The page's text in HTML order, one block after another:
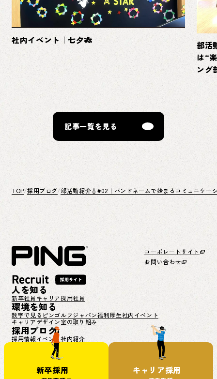
社内イベント｜七夕🎋
部活
は“
ング
記事一覧を見る
TOP 採用ブログ 部活動紹介🎸#02｜バンドネームで始まるコミュニケー
コーポレートサイト
お問い合わせ
人を知る
新卒社員 キャリア採用社員
環境を知る
数字で見るピンゴルフジャパン福利厚生社内イベント
キャリアデザイン室の取り組み
採用ブログ
採用情報イベント社内紹介
新卒採用 キャリア採用